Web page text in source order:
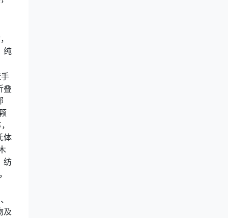
纯
叠
体
纺
及